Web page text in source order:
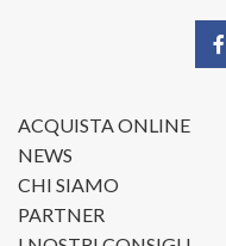
ACQUISTA ONLINE
NEWS
CHI SIAMO
PARTNER